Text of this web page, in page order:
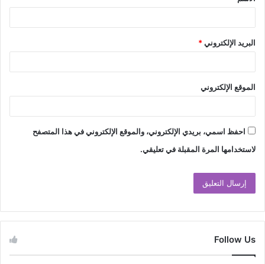
البريد الإلكتروني*
الموقع الإلكتروني
احفظ اسمي، بريدي الإلكتروني، والموقع الإلكتروني في هذا المتصفح
لاستخدامها المرة المقبلة في تعليقي.
Follow Us